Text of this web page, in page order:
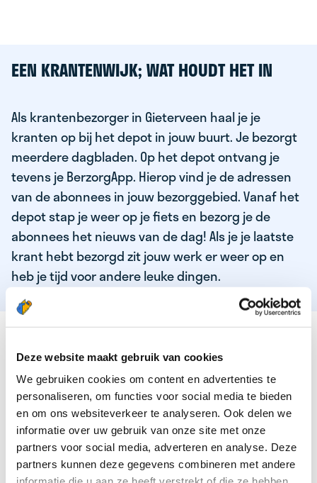
Deze website maakt gebruik van cookies
We gebruiken cookies om content en advertenties te
personaliseren, om functies voor social media te bieden
en om ons websiteverkeer te analyseren. Ook delen we
informatie over uw gebruik van onze site met onze
partners voor social media, adverteren en analyse. Deze
partners kunnen deze gegevens combineren met andere
EEN KRANTENWIJK; WAT HOUDT HET IN
Als krantenbezorger in Gieterveen haal je je
kranten op bij het depot in jouw buurt. Je bezorgt
meerdere dagbladen. Op het depot ontvang je
tevens je BerzorgApp. Hierop vind je de adressen
van de abonnees in jouw bezorggebied. Vanaf het
depot stap je weer op je fiets en bezorg je de
abonnees het nieuws van de dag! Als je je laatste
krant hebt bezorgd zit jouw werk er weer op en
heb je tijd voor andere leuke dingen.
DEZE KWALITEITEN HEEFT ONZE TOP
KRANTENBEZORGER
Je bent verantwoordelijk en zelfstandig
Je houdt van lekker bewegen in de frisse lucht
Je houdt vooral van fijn werk dat lekker bijverdient!
Je wordt blij van het bezorgen van het laatste nieuws